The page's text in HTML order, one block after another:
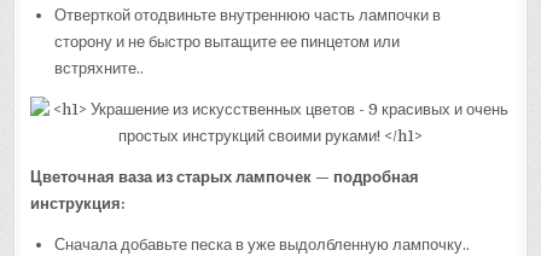
Отверткой отодвиньте внутреннюю часть лампочки в
сторону и не быстро вытащите ее пинцетом или
встряхните..
Цветочная ваза из старых лампочек — подробная
инструкция:
Сначала добавьте песка в уже выдолбленную лампочку..